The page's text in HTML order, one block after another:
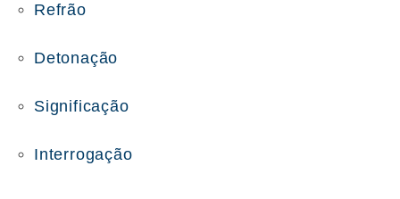
Refrão
Detonação
Significação
Interrogação